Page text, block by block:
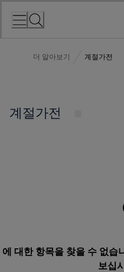
더 알아보기 계절가전
계절가전
에 대한 항목을 찾을 수 없습
보십